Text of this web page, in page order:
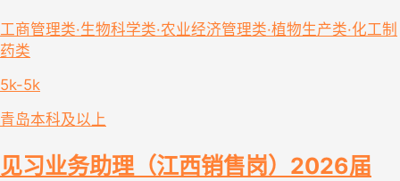
工商管理类·生物科学类·农业经济管理类·植物生产类·化工制
药类
5k-5k
青岛本科及以上
见习业务助理（江西销售岗）2026届